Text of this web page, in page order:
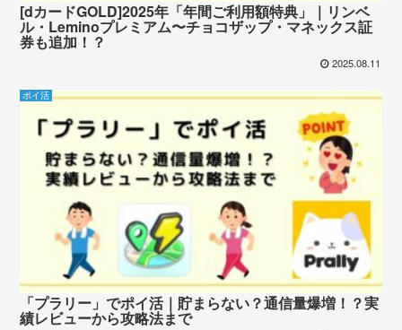
[dカードGOLD]2025年「年間ご利用額特典」｜リンベ
ル・Leminoプレミアム〜チョコザップ・マネックス証
券も追加！？
2025.08.11
ポイ活
「プラリー」でポイ活｜貯まらない？通信量爆増！？実
績レビューから攻略法まで